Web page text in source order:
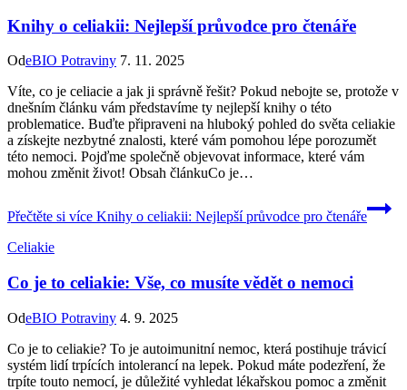
Knihy o celiakii: Nejlepší průvodce pro čtenáře
OdeBIO Potraviny 7. 11. 2025
Víte, co je celiacie a jak ji správně řešit? Pokud nebojte se, ‌protože v
dnešním článku vám představíme ty nejlepší knihy o této
problematice. Buďte připraveni na‌ hluboký pohled do světa celiakie
a získejte nezbytné znalosti,‍ které vám pomohou lépe ​porozumět
této nemoci. Pojďme​ společně objevovat informace, které vám
mohou změnit život! Obsah článkuCo je…
Přečtěte si více Knihy o celiakii: Nejlepší průvodce pro čtenáře
Celiakie
Co je to celiakie: Vše, co musíte vědět o nemoci
OdeBIO Potraviny 4. 9. 2025
Co je to celiakie? To je autoimunitní nemoc, která postihuje trávicí
systém lidí trpících intolerancí na lepek. Pokud máte podezření, že
trpíte touto nemocí, je důležité vyhledat lékařskou pomoc a změnit